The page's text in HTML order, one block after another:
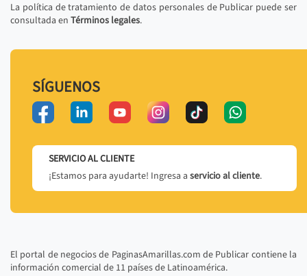
La política de tratamiento de datos personales de Publicar puede ser
consultada en Términos legales.
SÍGUENOS
SERVICIO AL CLIENTE
¡Estamos para ayudarte! Ingresa a servicio al cliente.
El portal de negocios de PaginasAmarillas.com de Publicar contiene la
información comercial de 11 países de Latinoamérica.